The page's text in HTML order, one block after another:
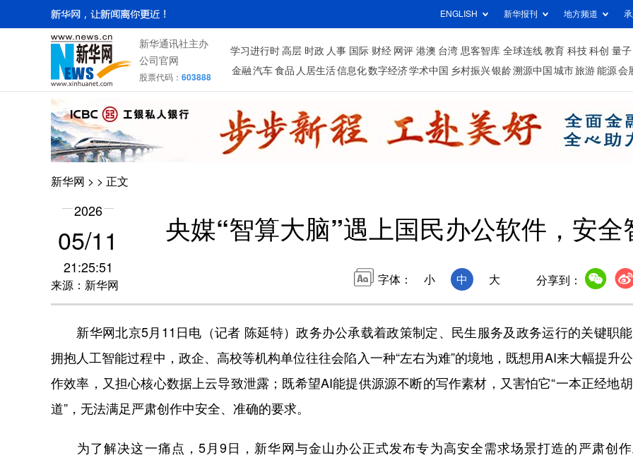
ENGLISH 新华报刊 地方频道
新华通讯社主办
公司官网
股票代码： 603888
学习进行时 高层 时政 人事 国际 财经 网评 港澳 台湾 思客智库 全球连线 教育 科技 科创 量子
金融 汽车 食品 人居生活信息化数字经济学术中国 乡村振兴银龄溯源中国 城市旅游 能源 会
新华网 > > 正文
2026
05/11
21:25:51
来源：新华网
央媒“智算大脑”遇上国民办公软件，安
字体： 小 中 大 分享到：
新华网北京5月11日电（记者 陈延特）政务办公承载着政策制定、民生服务及政务运行的关键职
拥抱人工智能过程中，政企、高校等机构单位往往会陷入一种“左右为难”的境地，既想用AI来大幅提升
作效率，又担心核心数据上云导致泄露；既希望AI能提供源源不断的写作素材，又害怕它“一本正经地胡
道”，无法满足严肃创作中安全、准确的要求。
为了解决这一痛点，5月9日，新华网与金山办公正式发布专为高安全需求场景打造的严肃创